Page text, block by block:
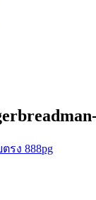
รง 888pg